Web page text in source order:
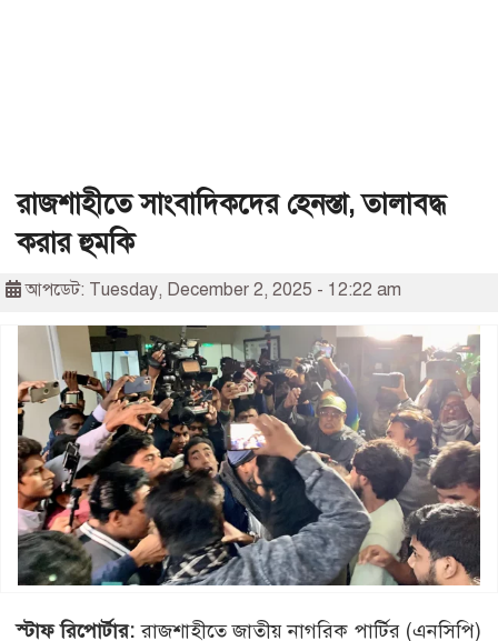
রাজশাহীতে সাংবাদিকদের হেনস্তা, তালাবদ্ধ
করার হুমকি
আপডেট: Tuesday, December 2, 2025 - 12:22 am
স্টাফ রিপোর্টার:রাজশাহীতে জাতীয় নাগরিক পার্টির (এনসিপি)